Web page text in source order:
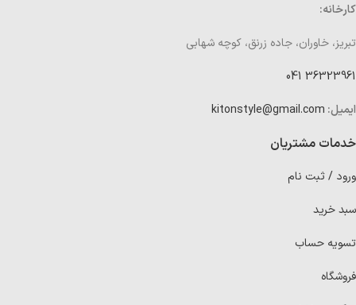
کارخانه:
تبریز، خاوران، جاده زرنق، کوچه شهابی
36323961 041
ایمیل: kitonstyle@gmail.com
خدمات مشتریان
ورود / ثبت نام
سبد خرید
تسویه حساب
فروشگاه